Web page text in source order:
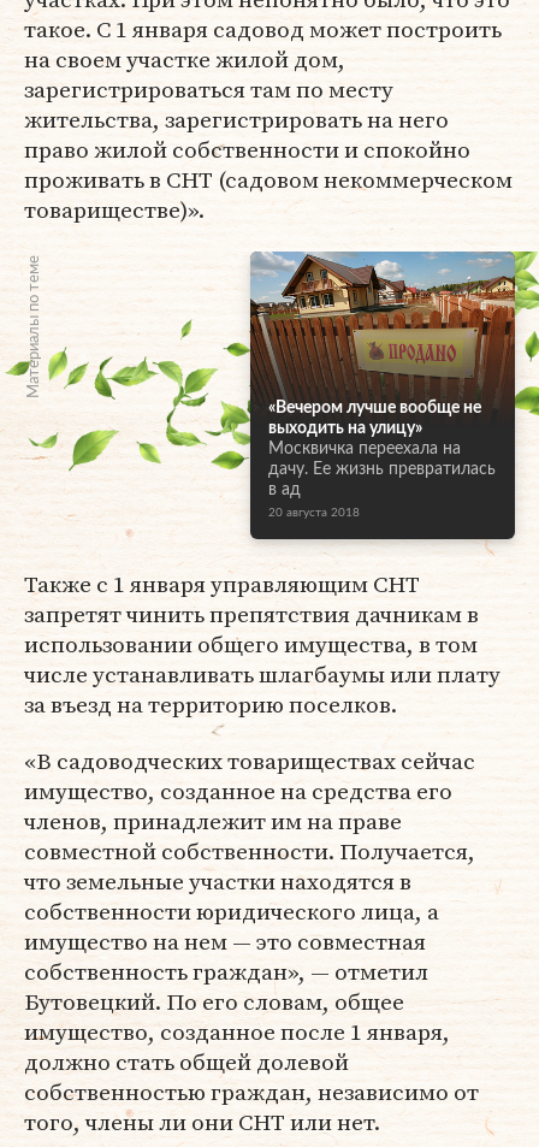
такое. С 1 января садовод может построить
на своем участке жилой дом,
зарегистрироваться там по месту
жительства, зарегистрировать на него
право жилой собственности и спокойно
проживать в СНТ (садовом некоммерческом
товариществе)».
Материалы по теме
«Вечером лучше вообще не
выходить на улицу»
Москвичка переехала на
дачу. Ее жизнь превратилась
в ад
20 августа 2018
Также с 1 января управляющим СНТ
запретят чинить препятствия дачникам в
использовании общего имущества, в том
числе устанавливать шлагбаумы или плату
за въезд на территорию поселков.
«В садоводческих товариществах сейчас
имущество, созданное на средства его
членов, принадлежит им на праве
совместной собственности. Получается,
что земельные участки находятся в
собственности юридического лица, а
имущество на нем — это совместная
собственность граждан», — отметил
Бутовецкий. По его словам, общее
имущество, созданное после 1 января,
должно стать общей долевой
собственностью граждан, независимо от
того, члены ли они СНТ или нет.